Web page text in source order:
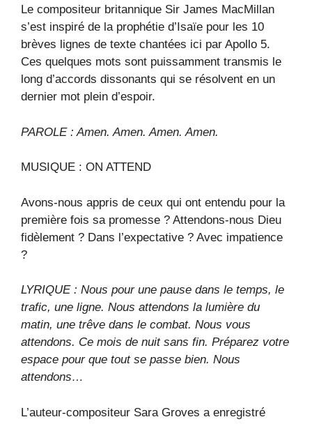
Le compositeur britannique Sir James MacMillan
s’est inspiré de la prophétie d’Isaïe pour les 10
brèves lignes de texte chantées ici par Apollo 5.
Ces quelques mots sont puissamment transmis le
long d’accords dissonants qui se résolvent en un
dernier mot plein d’espoir.
PAROLE : Amen. Amen. Amen. Amen.
MUSIQUE : ON ATTEND
Avons-nous appris de ceux qui ont entendu pour la
première fois sa promesse ? Attendons-nous Dieu
fidèlement ? Dans l’expectative ? Avec impatience
?
LYRIQUE : Nous pour une pause dans le temps, le
trafic, une ligne. Nous attendons la lumière du
matin, une trêve dans le combat. Nous vous
attendons. Ce mois de nuit sans fin. Préparez votre
espace pour que tout se passe bien. Nous
attendons…
L’auteur-compositeur Sara Groves a enregistré